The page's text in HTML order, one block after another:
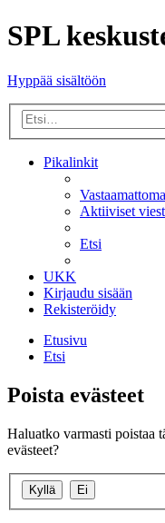
SPL
Hyppää sisältöön
Pikalinkit
Aktiiviset
Etsi
UKK
Kirjaudu sisään
Rekisteröidy
Etusivu
Etsi
Poista evästeet
Haluatko varmasti poistaa
evästeet?